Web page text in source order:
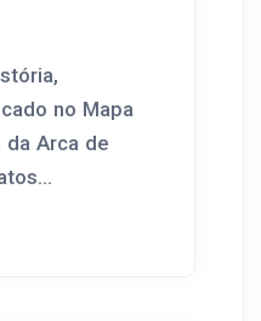
no Mapa
da Arca de